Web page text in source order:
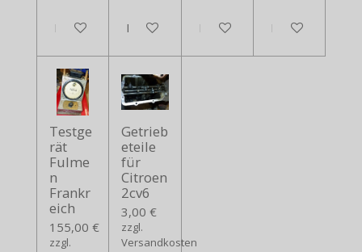
In den WarenkorbIn den WarenkorbIn den Warenkorb
In den
Testge
rät
Fulme
n
Frankr
eich
155,00 €
zzgl.
Getrieb
eteile
für
Citroen
2cv6
3,00 €
zzgl.
Versandkosten